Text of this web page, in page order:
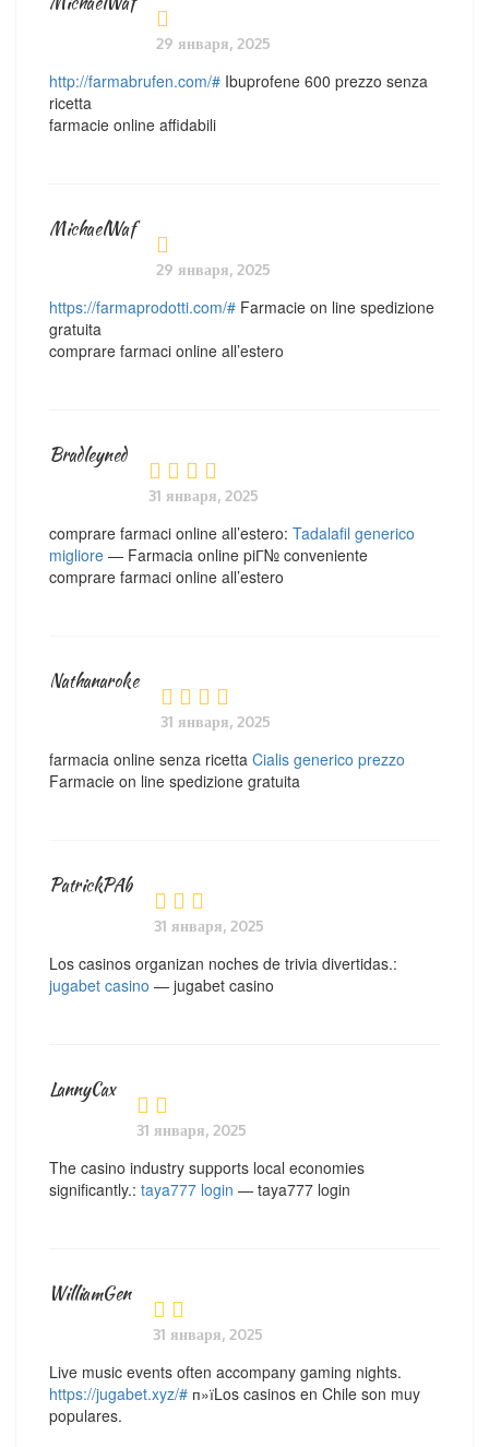
29 января, 2025
http://farmabrufen.com/# Ibuprofene 600 prezzo senza
ricetta
farmacie online affidabili
MichaelWaf
29 января, 2025
https://farmaprodotti.com/# Farmacie on line spedizione
gratuita
comprare farmaci online all’estero
Bradleyned
31 января, 2025
comprare farmaci online all’estero: Tadalafil generico
migliore — Farmacia online piГ№ conveniente
comprare farmaci online all’estero
Nathanaroke
31 января, 2025
farmacia online senza ricetta Cialis generico prezzo
Farmacie on line spedizione gratuita
PatrickPAb
31 января, 2025
Los casinos organizan noches de trivia divertidas.:
jugabet casino — jugabet casino
LannyCax
31 января, 2025
The casino industry supports local economies
significantly.: taya777 login — taya777 login
WilliamGen
31 января, 2025
Live music events often accompany gaming nights.
https://jugabet.xyz/# п»їLos casinos en Chile son muy
populares.